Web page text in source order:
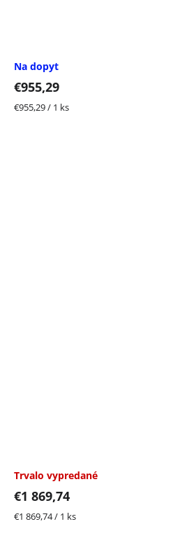
Na dopyt
€955,29
Jednotková
€955,29 / 1 ks
Trvalo vypredané
€1 869,74
Jednotková
€1 869,74 / 1 ks